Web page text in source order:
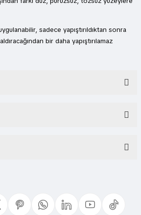
sadece yapıştırıldıktan sonra
bir daha yapıştırılamaz
teşekkür ederiz.